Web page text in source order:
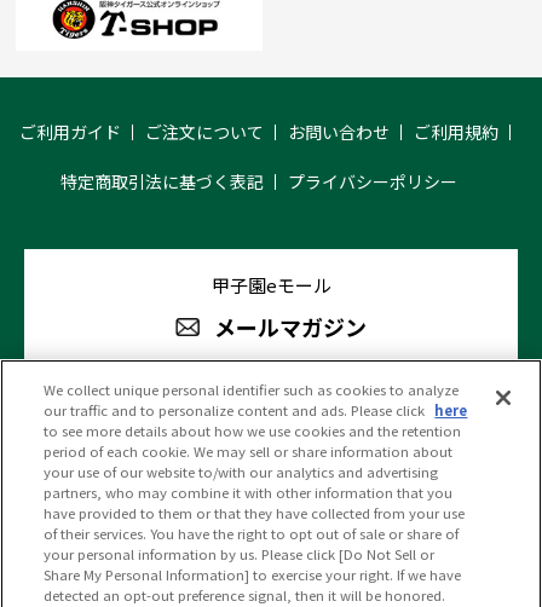
ご利用ガイド ご注文について お問い合わせ ご利用規約
特定商取引法に基づく表記 プライバシーポリシー
甲子園eモール
メールマガジン
阪神甲子園球場 公式SNS
(c)HANSHIN KOSHIEN STADIUM All Rights Reserved.
We collect unique personal identifier such as cookies to analyze
our traffic and to personalize content and ads. Please click here
to see more details about how we use cookies and the retention
period of each cookie. We may sell or share information about
your use of our website to/with our analytics and advertising
partners, who may combine it with other information that you
have provided to them or that they have collected from your use
of their services. You have the right to opt out of sale or share of
your personal information by us. Please click [Do Not Sell or
Share My Personal Information] to exercise your right. If we have
detected an opt-out preference signal, then it will be honored.